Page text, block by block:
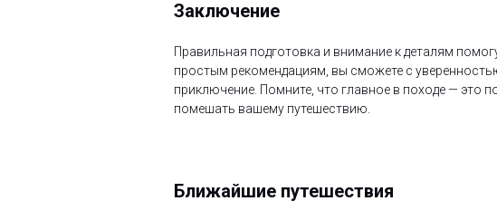
Заключение
Правильная подготовка и внимание к деталям
простым рекомендациям, вы сможете с
приключение. Помните, что главное в походе — это
помешать вашему путешествию.
Ближайшие путешествия